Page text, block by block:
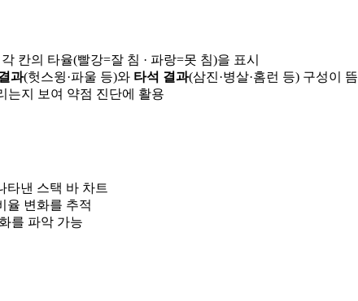
칸의 타율(빨강=잘 침 · 파랑=못 침)을 표시
과(헛스윙·파울 등)와 타석 결과(삼진·병살·홈런 등) 구성이 뜸
는지 보여 약점 진단에 활용
타낸 스택 바 차트
율 변화를 추적
를 파악 가능